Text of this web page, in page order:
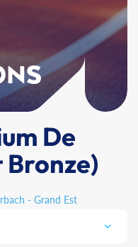
De
Bronze)
- Grand Est